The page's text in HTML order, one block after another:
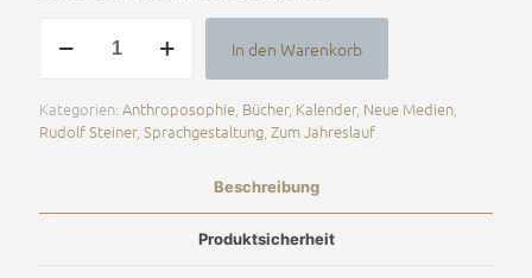
Atem-
In den Warenkorb
Alternative:
Kategorien: Anthroposophie, Bücher, Kalender, Neue Medien,
Rudolf Steiner, Sprachgestaltung, Zum Jahreslauf
Beschreibung
Produktsicherheit